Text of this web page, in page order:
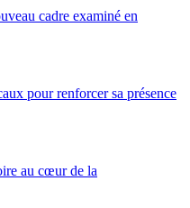
cadre examiné en
pour renforcer sa présence
au cœur de la